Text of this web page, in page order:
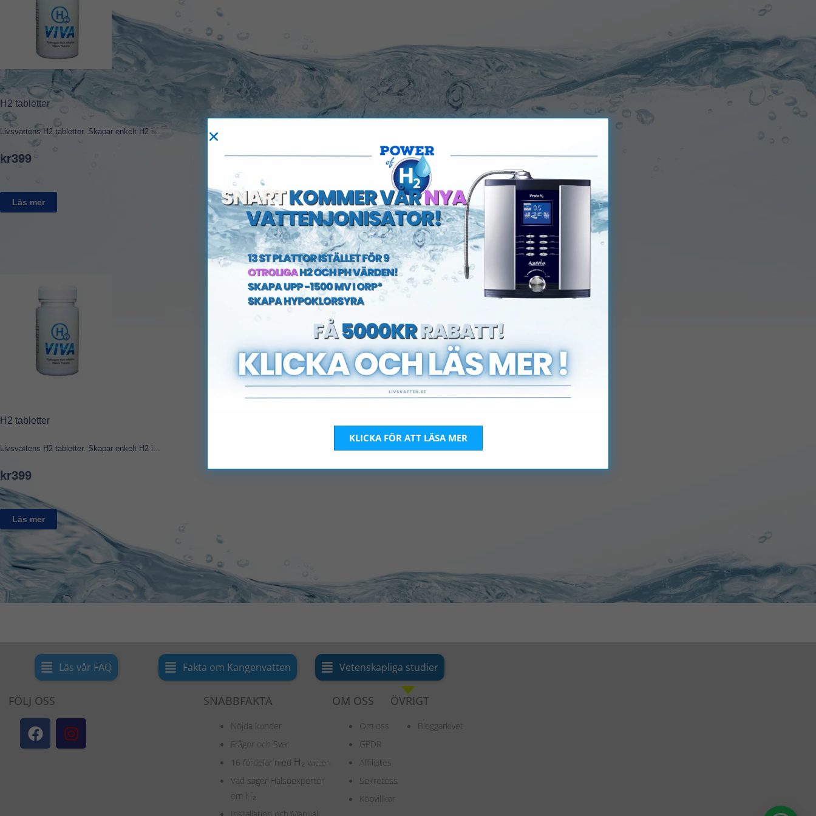
H2 tabletter
Livsvattens H2 tabletter. Skapar enkelt H2 i...
kr399
Läs mer
H2 tabletter
Livsvattens H2 tabletter. Skapar enkelt H2 i...
kr399
Läs mer
Läs vår FAQ Fakta om Kangenvatten Vetenskapliga studier
FÖLJ OSS
F
a
c
I
n
s
SNABBFAKTA
Nöjda kunder
Frågor och Svar
16 fördelar med H₂ vatten
Vad säger Hälsoexperter
om H₂
OM OSS
Om oss
GPDR
Affiliates
Sekretess
Köpvillkor
ÖVRIGT
Bloggarkivet
KLICKA FÖR ATT LÄSA MER